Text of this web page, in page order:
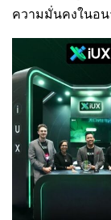
ความมั่นคงในอ